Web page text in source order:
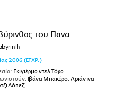
του Πάνα
2006 (ΕΓΧΡ.)
Γκιγιέρμο ντελ Τόρο
Ιβάνα Μπακέρο, Αριάντνα
Λόπεζ